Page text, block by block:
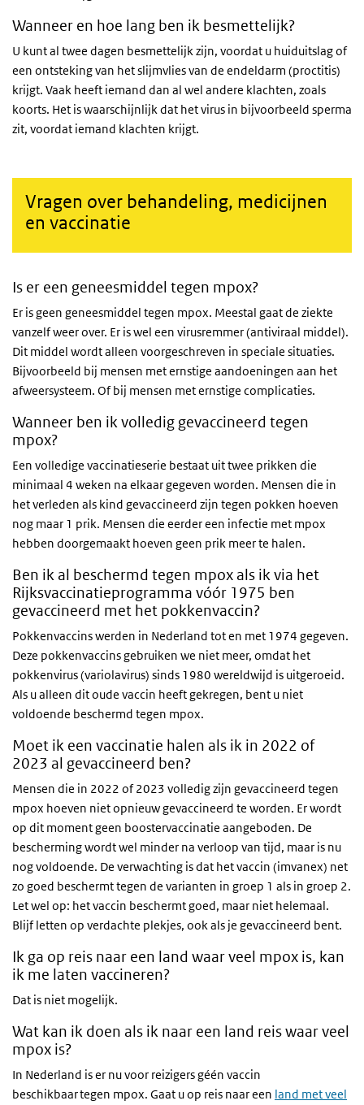
Wanneer en hoe lang ben ik besmettelijk?
U kunt al twee dagen besmettelijk zijn, voordat u huiduitslag of
een ontsteking van het slijmvlies van de endeldarm (proctitis)
krijgt. Vaak heeft iemand dan al wel andere klachten, zoals
koorts. Het is waarschijnlijk dat het virus in bijvoorbeeld sperma
zit, voordat iemand klachten krijgt.
Vragen over behandeling, medicijnen
en vaccinatie
Is er een geneesmiddel tegen mpox?
Er is geen geneesmiddel tegen mpox. Meestal gaat de ziekte
vanzelf weer over. Er is wel een virusremmer (antiviraal middel).
Dit middel wordt alleen voorgeschreven in speciale situaties.
Bijvoorbeeld bij mensen met ernstige aandoeningen aan het
afweersysteem. Of bij mensen met ernstige complicaties.
Wanneer ben ik volledig gevaccineerd tegen
mpox?
Een volledige vaccinatieserie bestaat uit twee prikken die
minimaal 4 weken na elkaar gegeven worden. Mensen die in
het verleden als kind gevaccineerd zijn tegen pokken hoeven
nog maar 1 prik. Mensen die eerder een infectie met mpox
hebben doorgemaakt hoeven geen prik meer te halen.
Ben ik al beschermd tegen mpox als ik via het
Rijksvaccinatieprogramma vóór 1975 ben
gevaccineerd met het pokkenvaccin?
Pokkenvaccins werden in Nederland tot en met 1974 gegeven.
Deze pokkenvaccins gebruiken we niet meer, omdat het
pokkenvirus (variolavirus) sinds 1980 wereldwijd is uitgeroeid.
Als u alleen dit oude vaccin heeft gekregen, bent u niet
voldoende beschermd tegen mpox.
Moet ik een vaccinatie halen als ik in 2022 of
2023 al gevaccineerd ben?
Mensen die in 2022 of 2023 volledig zijn gevaccineerd tegen
mpox hoeven niet opnieuw gevaccineerd te worden. Er wordt
op dit moment geen boostervaccinatie aangeboden. De
bescherming wordt wel minder na verloop van tijd, maar is nu
nog voldoende. De verwachting is dat het vaccin (imvanex) net
zo goed beschermt tegen de varianten in groep 1 als in groep 2.
Let wel op: het vaccin beschermt goed, maar niet helemaal.
Blijf letten op verdachte plekjes, ook als je gevaccineerd bent.
Ik ga op reis naar een land waar veel mpox is, kan
ik me laten vaccineren?
Dat is niet mogelijk.
Wat kan ik doen als ik naar een land reis waar veel
mpox is?
In Nederland is er nu voor reizigers géén vaccin
beschikbaar tegen mpox. Gaat u op reis naar een land met veel